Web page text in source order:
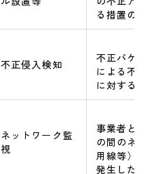
る措置の
不正侵入検知
不正パケ
による不
に対する
ネットワーク監
視
事業者と
の間のネ
用線等）
発生した